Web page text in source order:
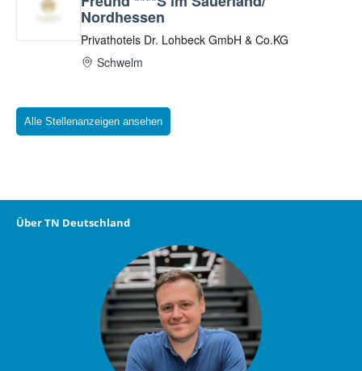
Alle Stellenanzeigen ansehen
Über TN Deutschland